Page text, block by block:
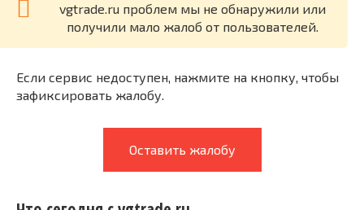
vgtrade.ru проблем мы не обнаружили или
получили мало жалоб от пользователей.
Если сервис недоступен, нажмите на кнопку, чтобы
зафиксировать жалобу.
Оставить жалобу